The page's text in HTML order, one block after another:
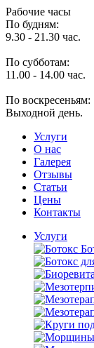
Рабочие часы
По будням:
9.30 - 21.30 час.
По субботам:
11.00 - 14.00 час.
По воскресеньям:
Выходной день.
Услуги
O нас
Галерея
Отзывы
Статьи
Цены
Контакты
Услуги